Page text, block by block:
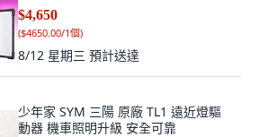
$4,650
($4650.00/1個)
8/12 星期三 預計送達
少年家 SYM 三陽 原廠 TL1 遠近燈驅
動器 機車照明升級 安全可靠